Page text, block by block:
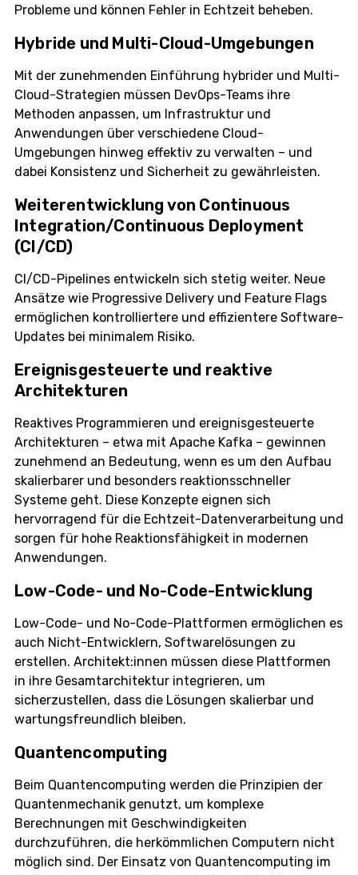
Probleme und können Fehler in Echtzeit beheben.
Hybride und Multi-Cloud-Umgebungen
Mit der zunehmenden Einführung hybrider und Multi-
Cloud-Strategien müssen DevOps-Teams ihre
Methoden anpassen, um Infrastruktur und
Anwendungen über verschiedene Cloud-
Umgebungen hinweg effektiv zu verwalten – und
dabei Konsistenz und Sicherheit zu gewährleisten.
Weiterentwicklung von Continuous
Integration/Continuous Deployment
(CI/CD)
CI/CD-Pipelines entwickeln sich stetig weiter. Neue
Ansätze wie Progressive Delivery und Feature Flags
ermöglichen kontrolliertere und effizientere Software-
Updates bei minimalem Risiko.
Ereignisgesteuerte und reaktive
Architekturen
Reaktives Programmieren und ereignisgesteuerte
Architekturen – etwa mit Apache Kafka – gewinnen
zunehmend an Bedeutung, wenn es um den Aufbau
skalierbarer und besonders reaktionsschneller
Systeme geht. Diese Konzepte eignen sich
hervorragend für die Echtzeit-Datenverarbeitung und
sorgen für hohe Reaktionsfähigkeit in modernen
Anwendungen.
Low-Code- und No-Code-Entwicklung
Low-Code- und No-Code-Plattformen ermöglichen es
auch Nicht-Entwicklern, Softwarelösungen zu
erstellen. Architekt:innen müssen diese Plattformen
in ihre Gesamtarchitektur integrieren, um
sicherzustellen, dass die Lösungen skalierbar und
wartungsfreundlich bleiben.
Quantencomputing
Beim Quantencomputing werden die Prinzipien der
Quantenmechanik genutzt, um komplexe
Berechnungen mit Geschwindigkeiten
durchzuführen, die herkömmlichen Computern nicht
möglich sind. Der Einsatz von Quantencomputing im